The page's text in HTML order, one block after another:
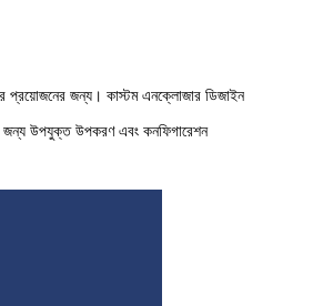
প্রয়োজনের জন্য। কাস্টম এনক্লোজার ডিজাইন
জন্য উপযুক্ত উপকরণ এবং কনফিগারেশন